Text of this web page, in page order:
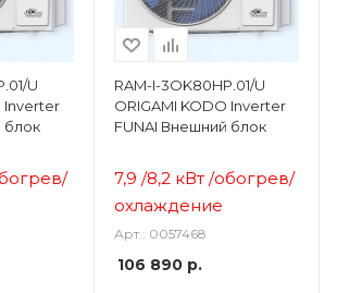
U
Inverter
блок
RAM-I-3OK80HP.01/U
ORIGAMI KODO Inverter
FUNAI Внешний блок
7,9 /8,2 кВт /обогрев/
охлаждение
Арт.: 0057468
106 890р.